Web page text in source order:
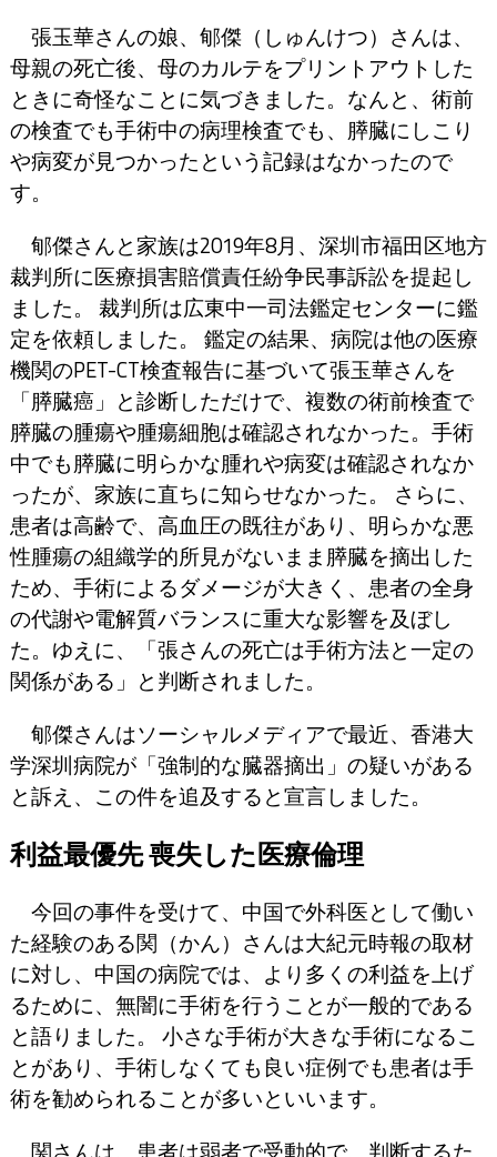
張玉華さんの娘、郇傑（しゅんけつ）さんは、
母親の死亡後、母のカルテをプリントアウトした
ときに奇怪なことに気づきました。なんと、術前
の検査でも手術中の病理検査でも、膵臓にしこり
や病変が見つかったという記録はなかったので
す。
郇傑さんと家族は2019年8月、深圳市福田区地方
裁判所に医療損害賠償責任紛争民事訴訟を提起し
ました。 裁判所は広東中一司法鑑定センターに鑑
定を依頼しました。 鑑定の結果、病院は他の医療
機関のPET-CT検査報告に基づいて張玉華さんを
「膵臓癌」と診断しただけで、複数の術前検査で
膵臓の腫瘍や腫瘍細胞は確認されなかった。手術
中でも膵臓に明らかな腫れや病変は確認されなか
ったが、家族に直ちに知らせなかった。 さらに、
患者は高齢で、高血圧の既往があり、明らかな悪
性腫瘍の組織学的所見がないまま膵臓を摘出した
ため、手術によるダメージが大きく、患者の全身
の代謝や電解質バランスに重大な影響を及ぼし
た。ゆえに、「張さんの死亡は手術方法と一定の
関係がある」と判断されました。
郇傑さんはソーシャルメディアで最近、香港大
学深圳病院が「強制的な臓器摘出」の疑いがある
と訴え、この件を追及すると宣言しました。
利益最優先 喪失した医療倫理
今回の事件を受けて、中国で外科医として働い
た経験のある関（かん）さんは大紀元時報の取材
に対し、中国の病院では、より多くの利益を上げ
るために、無闇に手術を行うことが一般的である
と語りました。 小さな手術が大きな手術になるこ
とがあり、手術しなくても良い症例でも患者は手
術を勧められることが多いといいます。